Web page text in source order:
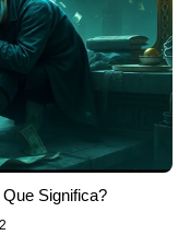
Significa?